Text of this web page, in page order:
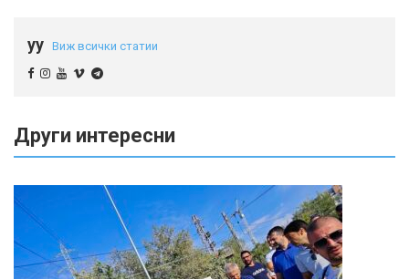
yy Виж всички статии
Други интересни